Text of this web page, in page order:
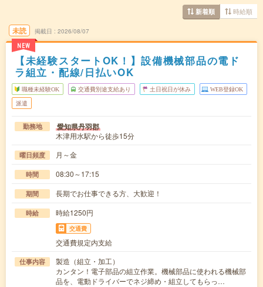
新着順 時給順
未読
NEW
掲載日 2026/08/07
【未経験スタートOK！】設備機械部品の電ド
ラ組立・配線/日払いOK
職種未経験OK 交通費別途支給あり 土日祝日が休み WEB登録OK
派遣
勤務地 愛知県丹羽郡
木津用水駅から徒歩15分
曜日頻度 月～金
時間 08:30～17:15
期間 長期でお仕事できる方、大歓迎！
時給 時給1250円
交通費
交通費規定内支給
仕事内容
製造（組立・加工）
カンタン！電子部品の組立作業。機械部品に使われる機械部
品を、電動ドライバーでネジ締め・組立してもらっ…